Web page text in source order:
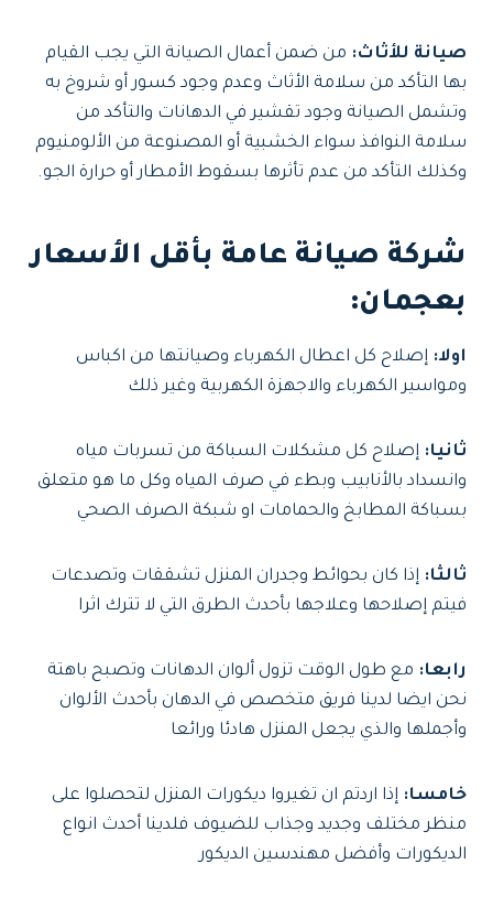
صيانة للأثاث: من ضمن أعمال الصيانة التي يجب القيام
بها التأكد من سلامة الأثاث وعدم وجود كسور أو شروخ به
وتشمل الصيانة وجود تقشير في الدهانات والتأكد من
سلامة النوافذ سواء الخشبية أو المصنوعة من الألومنيوم
وكذلك التأكد من عدم تأثرها بسقوط الأمطار أو حرارة الجو.
شركة صيانة عامة بأقل الأسعار
بعجمان:
اولا: إصلاح كل اعطال الكهرباء وصيانتها من اكباس
ومواسير الكهرباء والاجهزة الكهربية وغير ذلك
ثانيا: إصلاح كل مشكلات السباكة من تسربات مياه
وانسداد بالأنابيب وبطء في صرف المياه وكل ما هو متعلق
بسباكة المطابخ والحمامات او شبكة الصرف الصحي
ثالثا: إذا كان بحوائط وجدران المنزل تشققات وتصدعات
فيتم إصلاحها وعلاجها بأحدث الطرق التي لا تترك اثرا
رابعا: مع طول الوقت تزول ألوان الدهانات وتصبح باهتة
نحن ايضا لدينا فريق متخصص في الدهان بأحدث الألوان
وأجملها والذي يجعل المنزل هادئا ورائعا
خامسا: إذا اردتم ان تغيروا ديكورات المنزل لتحصلوا على
منظر مختلف وجديد وجذاب للضيوف فلدينا أحدث انواع
الديكورات وأفضل مهندسين الديكور